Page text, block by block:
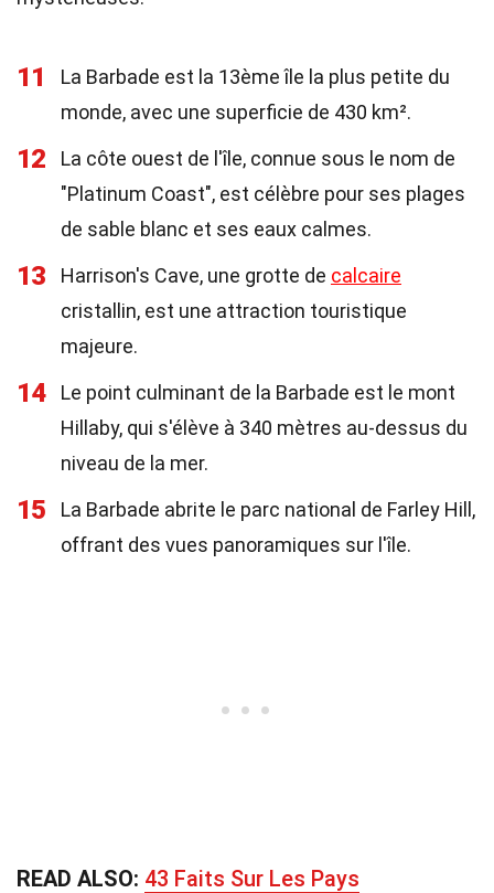
11
La Barbade est la 13ème île la plus petite du
monde, avec une superficie de 430 km².
12
La côte ouest de l'île, connue sous le nom de
"Platinum Coast", est célèbre pour ses plages
de sable blanc et ses eaux calmes.
13 Harrison's Cave, une grotte de calcaire
cristallin, est une attraction touristique
majeure.
14
Le point culminant de la Barbade est le mont
Hillaby, qui s'élève à 340 mètres au-dessus du
niveau de la mer.
15
La Barbade abrite le parc national de Farley Hill,
offrant des vues panoramiques sur l'île.
READ ALSO: 43 Faits Sur Les Pays